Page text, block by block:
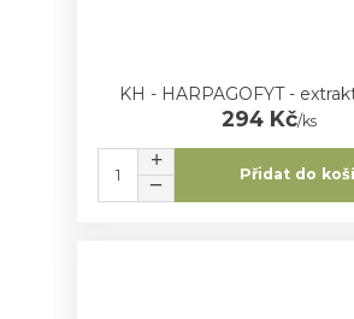
KH - HARPAGOFYT -
294 Kč/ks
Přidat do